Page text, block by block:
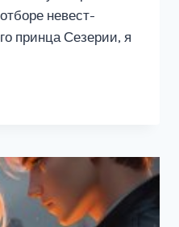
невест-
принца Сезерии, я